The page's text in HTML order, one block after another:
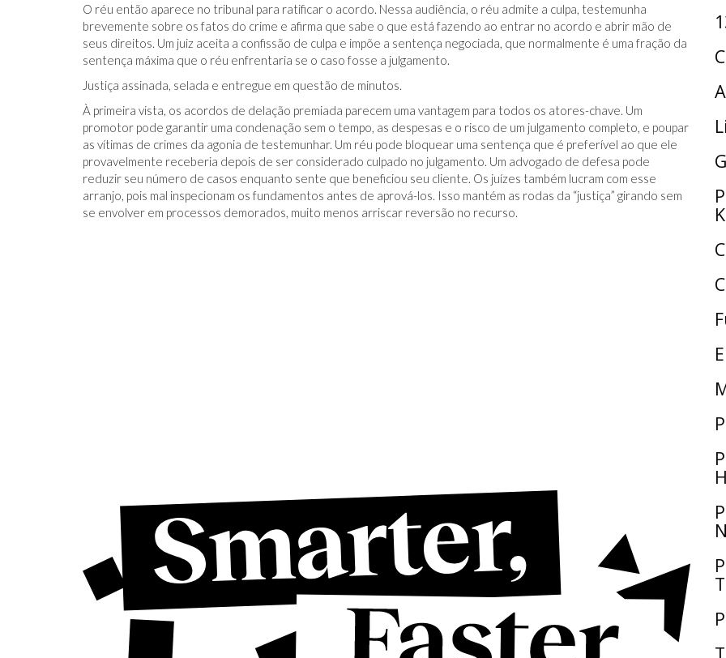
O réu então aparece no tribunal para ratificar o acordo. Nessa audiência, o réu admite a culpa, testemunha
brevemente sobre os fatos do crime e afirma que sabe o que está fazendo ao entrar no acordo e abrir mão de
seus direitos. Um juiz aceita a confissão de culpa e impõe a sentença negociada, que normalmente é uma fração da
sentença máxima que o réu enfrentaria se o caso fosse a julgamento.
Justiça assinada, selada e entregue em questão de minutos.
À primeira vista, os acordos de delação premiada parecem uma vantagem para todos os atores-chave. Um
promotor pode garantir uma condenação sem o tempo, as despesas e o risco de um julgamento completo, e poupar
as vítimas de crimes da agonia de testemunhar. Um réu pode bloquear uma sentença que é preferível ao que ele
provavelmente receberia depois de ser considerado culpado no julgamento. Um advogado de defesa pode
reduzir seu número de casos enquanto sente que beneficiou seu cliente. Os juízes também lucram com esse
arranjo, pois mal inspecionam os fundamentos antes de aprová-los. Isso mantém as rodas da “justiça” girando sem
se envolver em processos demorados, muito menos arriscar reversão no recurso.